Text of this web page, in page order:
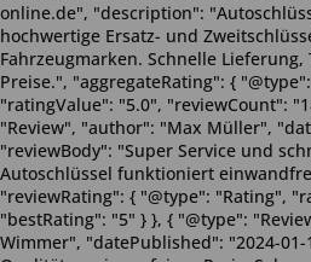
online.de", "description":
hochwertige Ersatz- und
Fahrzeugmarken. Schnelle
Preise.", "aggregateRating": {
"ratingValue": "5.0", "reviewCount":
"Review", "author": "Max Müller",
"reviewBody": "Super Service und
Autoschlüssel funktioniert
"reviewRating": { "@type": "Rating",
"bestRating": "5" } }, { "@type":
Wimmer", "datePublished": "2024-